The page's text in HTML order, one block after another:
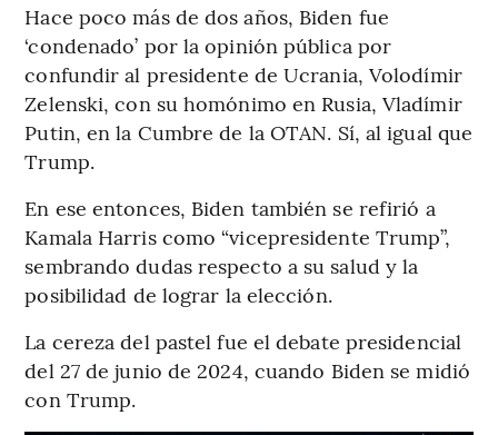
Hace poco más de dos años, Biden fue
‘condenado’ por la opinión pública por
confundir al presidente de Ucrania, Volodímir
Zelenski, con su homónimo en Rusia, Vladímir
Putin, en la Cumbre de la OTAN. Sí, al igual que
Trump.
En ese entonces, Biden también se refirió a
Kamala Harris como “vicepresidente Trump”,
sembrando dudas respecto a su salud y la
posibilidad de lograr la elección.
La cereza del pastel fue el debate presidencial
del 27 de junio de 2024, cuando Biden se midió
con Trump.